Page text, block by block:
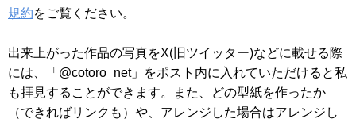
規約をご覧ください。
出来上がった作品の写真をX(旧ツイッター)などに載せる際
には、「@cotoro_net」をポスト内に入れていただけると私
も拝見することができます。また、どの型紙を作ったか
（できればリンクも）や、アレンジした場合はアレンジし